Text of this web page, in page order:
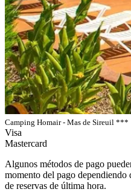
Camping Homair - Mas de Sireuil ***
Visa
Mastercard
Algunos métodos de pago
momento del pago dependiendo
de reservas de última hora.